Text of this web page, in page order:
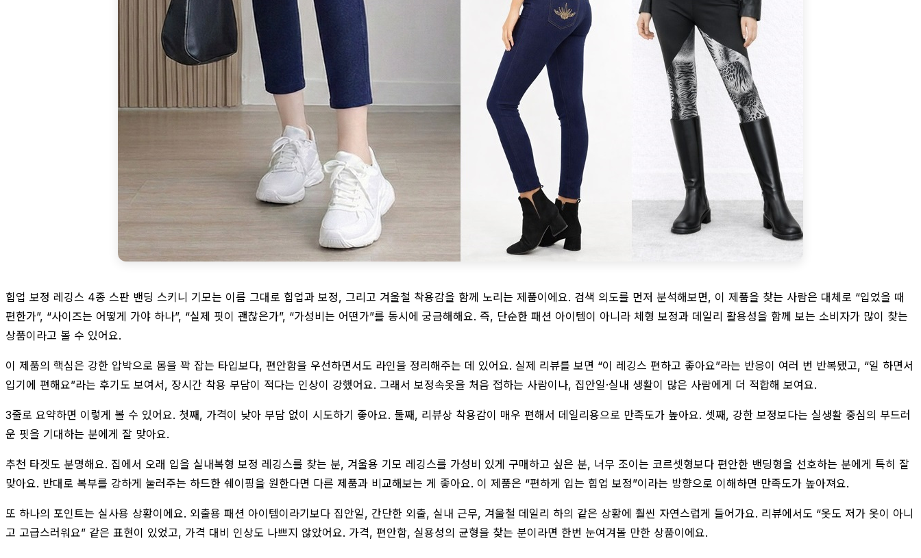
힙업 보정 레깅스 4종 스판 밴딩 스키니 기모는 이름 그대로 힙업과 보정, 그리고 겨울철 착용감을 함께 노리는 제품이에요. 검색 의도를 먼저 분석해보면, 이 제품을 찾는 사람은 대체로 “입었을 때
편한가”, “사이즈는 어떻게 가야 하나”, “실제 핏이 괜찮은가”, “가성비는 어떤가”를 동시에 궁금해해요. 즉, 단순한 패션 아이템이 아니라 체형 보정과 데일리 활용성을 함께 보는 소비자가 많이 찾는
상품이라고 볼 수 있어요.
이 제품의 핵심은 강한 압박으로 몸을 꽉 잡는 타입보다, 편안함을 우선하면서도 라인을 정리해주는 데 있어요. 실제 리뷰를 보면 “이 레깅스 편하고 좋아요”라는 반응이 여러 번 반복됐고, “일 하면서
입기에 편해요”라는 후기도 보여서, 장시간 착용 부담이 적다는 인상이 강했어요. 그래서 보정속옷을 처음 접하는 사람이나, 집안일·실내 생활이 많은 사람에게 더 적합해 보여요.
3줄로 요약하면 이렇게 볼 수 있어요. 첫째, 가격이 낮아 부담 없이 시도하기 좋아요. 둘째, 리뷰상 착용감이 매우 편해서 데일리용으로 만족도가 높아요. 셋째, 강한 보정보다는 실생활 중심의 부드러
운 핏을 기대하는 분에게 잘 맞아요.
추천 타겟도 분명해요. 집에서 오래 입을 실내복형 보정 레깅스를 찾는 분, 겨울용 기모 레깅스를 가성비 있게 구매하고 싶은 분, 너무 조이는 코르셋형보다 편안한 밴딩형을 선호하는 분에게 특히 잘
맞아요. 반대로 복부를 강하게 눌러주는 하드한 쉐이핑을 원한다면 다른 제품과 비교해보는 게 좋아요. 이 제품은 “편하게 입는 힙업 보정”이라는 방향으로 이해하면 만족도가 높아져요.
또 하나의 포인트는 실사용 상황이에요. 외출용 패션 아이템이라기보다 집안일, 간단한 외출, 실내 근무, 겨울철 데일리 하의 같은 상황에 훨씬 자연스럽게 들어가요. 리뷰에서도 “옷도 저가 옷이 아니
고 고급스러워요” 같은 표현이 있었고, 가격 대비 인상도 나쁘지 않았어요. 가격, 편안함, 실용성의 균형을 찾는 분이라면 한번 눈여겨볼 만한 상품이에요.